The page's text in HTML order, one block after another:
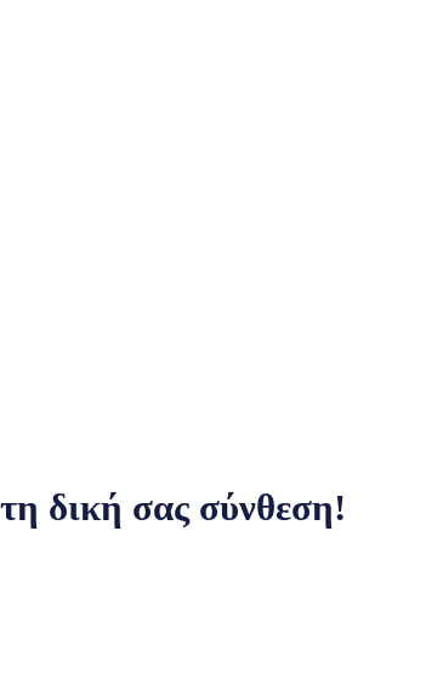
δική σας σύνθεση!